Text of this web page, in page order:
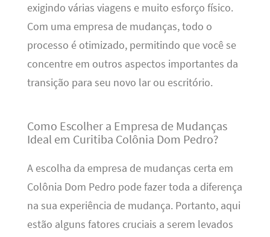
exigindo várias viagens e muito esforço físico.
Com uma empresa de mudanças, todo o
processo é otimizado, permitindo que você se
concentre em outros aspectos importantes da
transição para seu novo lar ou escritório.
Como Escolher a Empresa de Mudanças
Ideal em Curitiba Colônia Dom Pedro?
A escolha da empresa de mudanças certa em
Colônia Dom Pedro pode fazer toda a diferença
na sua experiência de mudança. Portanto, aqui
estão alguns fatores cruciais a serem levados